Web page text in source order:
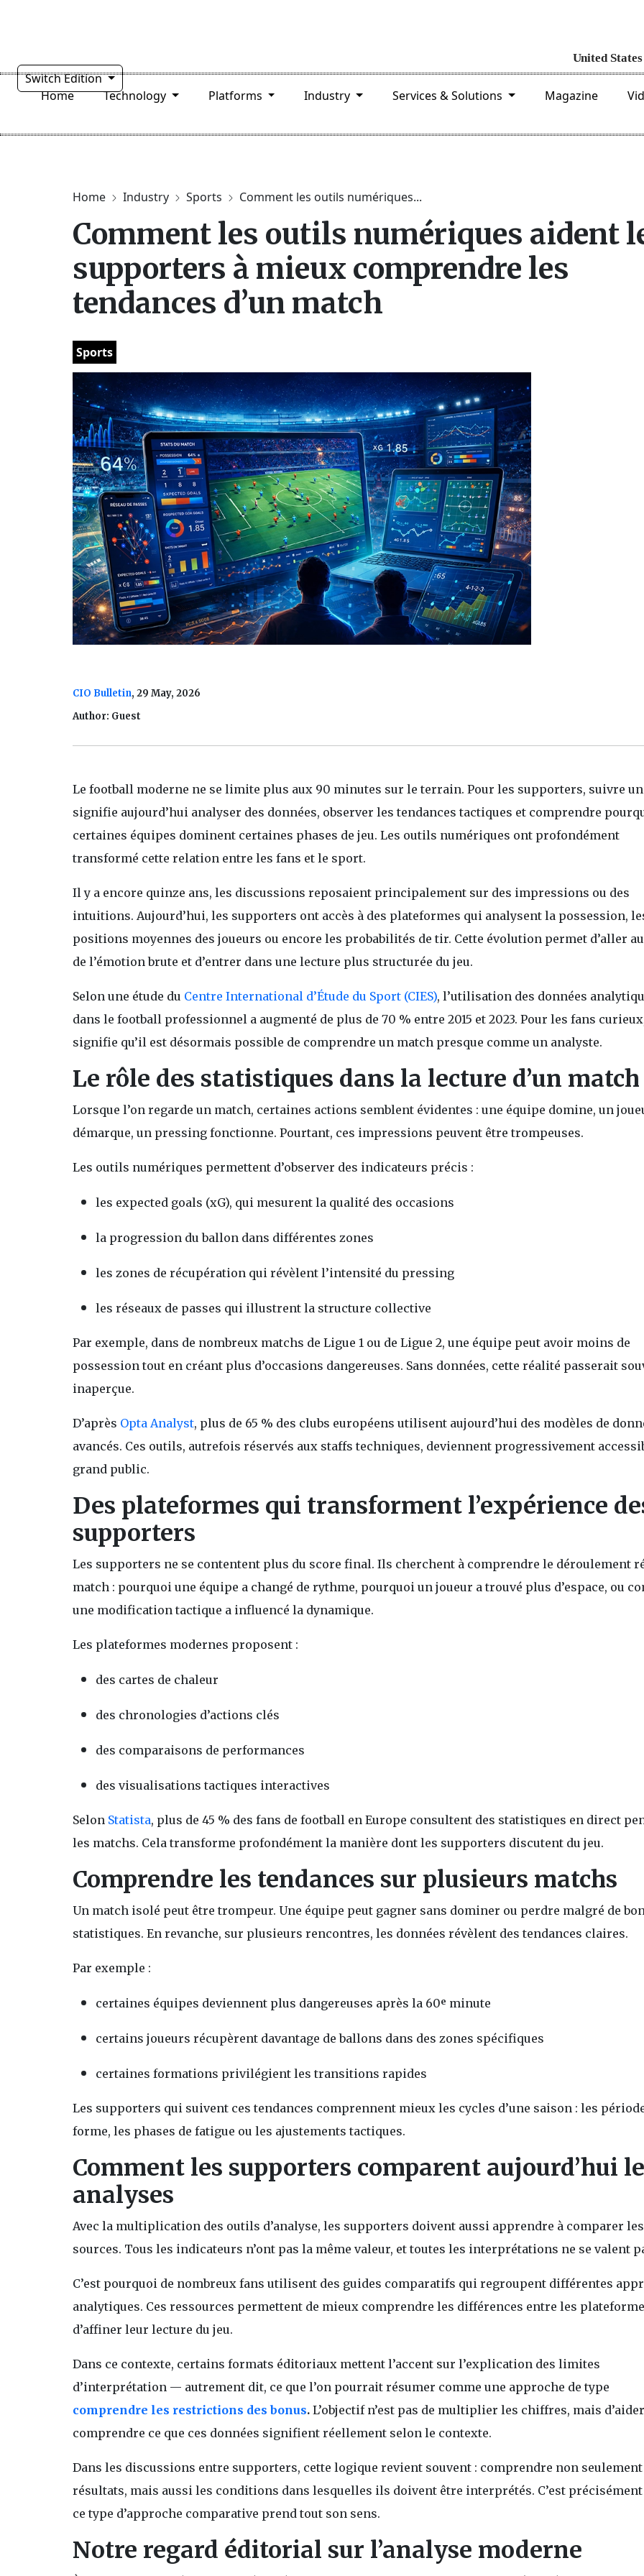
Switch Edition
Home
Technology Platforms Industry Services & Solutions Magazine
Home Industry Sports Comment les outils numériques...
Comment les outils numériques aident
supporters à mieux comprendre les
tendances d’un match
Sports
CIO Bulletin, 29 May, 2026
Author: Guest
Le football moderne ne se limite plus aux 90 minutes sur le terrain. Pour les supporters, suivre
signifie aujourd’hui analyser des données, observer les tendances tactiques et comprendre
certaines équipes dominent certaines phases de jeu. Les outils numériques ont profondément
transformé cette relation entre les fans et le sport.
Il y a encore quinze ans, les discussions reposaient principalement sur des impressions ou des
intuitions. Aujourd’hui, les supporters ont accès à des plateformes qui analysent la possession,
positions moyennes des joueurs ou encore les probabilités de tir. Cette évolution permet d’aller
de l’émotion brute et d’entrer dans une lecture plus structurée du jeu.
Selon une étude du Centre International d’Étude du Sport (CIES), l’utilisation des données
dans le football professionnel a augmenté de plus de 70 % entre 2015 et 2023. Pour les fans
signifie qu’il est désormais possible de comprendre un match presque comme un analyste.
Le rôle des statistiques dans la lecture d’un match
Lorsque l’on regarde un match, certaines actions semblent évidentes : une équipe domine, un
démarque, un pressing fonctionne. Pourtant, ces impressions peuvent être trompeuses.
Les outils numériques permettent d’observer des indicateurs précis :
les expected goals (xG), qui mesurent la qualité des occasions
la progression du ballon dans différentes zones
les zones de récupération qui révèlent l’intensité du pressing
les réseaux de passes qui illustrent la structure collective
Par exemple, dans de nombreux matchs de Ligue 1 ou de Ligue 2, une équipe peut avoir moins de
possession tout en créant plus d’occasions dangereuses. Sans données, cette réalité passerait
inaperçue.
D’après Opta Analyst, plus de 65 % des clubs européens utilisent aujourd’hui des modèles de
avancés. Ces outils, autrefois réservés aux staffs techniques, deviennent progressivement
grand public.
Des plateformes qui transforment l’expérience
supporters
Les supporters ne se contentent plus du score final. Ils cherchent à comprendre le déroulement
match : pourquoi une équipe a changé de rythme, pourquoi un joueur a trouvé plus d’espace, ou
une modification tactique a influencé la dynamique.
Les plateformes modernes proposent :
des cartes de chaleur
des chronologies d’actions clés
des comparaisons de performances
des visualisations tactiques interactives
Selon Statista, plus de 45 % des fans de football en Europe consultent des statistiques en direct
les matchs. Cela transforme profondément la manière dont les supporters discutent du jeu.
Comprendre les tendances sur plusieurs matchs
Un match isolé peut être trompeur. Une équipe peut gagner sans dominer ou perdre malgré de
statistiques. En revanche, sur plusieurs rencontres, les données révèlent des tendances claires.
Par exemple :
certaines équipes deviennent plus dangereuses après la 60ᵉ minute
certains joueurs récupèrent davantage de ballons dans des zones spécifiques
certaines formations privilégient les transitions rapides
Les supporters qui suivent ces tendances comprennent mieux les cycles d’une saison : les
forme, les phases de fatigue ou les ajustements tactiques.
Comment les supporters comparent aujourd’hui
analyses
Avec la multiplication des outils d’analyse, les supporters doivent aussi apprendre à comparer les
sources. Tous les indicateurs n’ont pas la même valeur, et toutes les interprétations ne se valent
C’est pourquoi de nombreux fans utilisent des guides comparatifs qui regroupent différentes
analytiques. Ces ressources permettent de mieux comprendre les différences entre les
d’affiner leur lecture du jeu.
Dans ce contexte, certains formats éditoriaux mettent l’accent sur l’explication des limites
d’interprétation — autrement dit, ce que l’on pourrait résumer comme une approche de type
comprendre les restrictions des bonus.L’objectif n’est pas de multiplier les chiffres, mais
comprendre ce que ces données signifient réellement selon le contexte.
Dans les discussions entre supporters, cette logique revient souvent : comprendre non
résultats, mais aussi les conditions dans lesquelles ils doivent être interprétés. C’est précisément
ce type d’approche comparative prend tout son sens.
Notre regard éditorial sur l’analyse moderne